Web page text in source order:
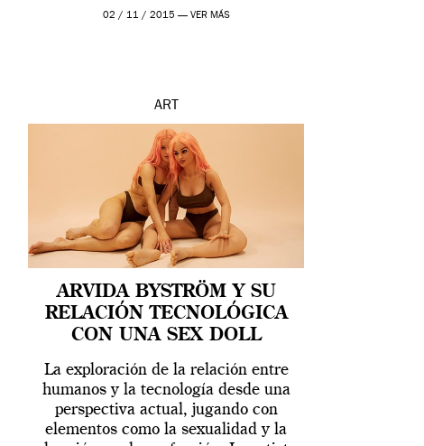
02 / 11 / 2015 — VER MÁS
ART
ARVIDA BYSTRÖM Y SU
RELACIÓN TECNOLÓGICA
CON UNA SEX DOLL
La exploración de la relación entre
humanos y la tecnología desde una
perspectiva actual, jugando con
elementos como la sexualidad y la